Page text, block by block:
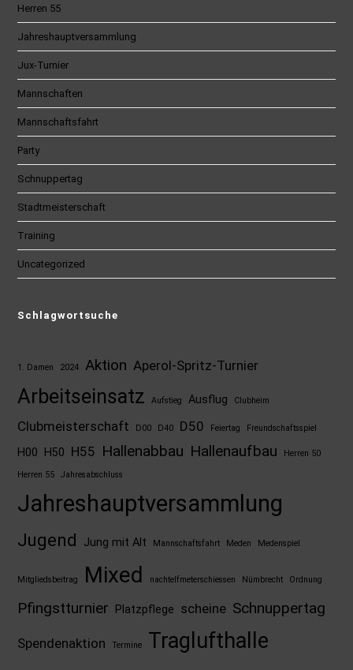
Herren 55
Jahreshauptversammlung
Jux-Turnier
Mannschaften
Mannschaftsfahrt
Party
Schnuppertag
Stadtmeisterschaft
Training
Uncategorized
Schlagwortsuche
1. Damen 2024 Aktion Aperol-Spritz-Turnier
Arbeitseinsatz Aufstieg Ausflug Clubheim
Clubmeisterschaft D00 D40 D50 Feiertag Freundschaftsspiel
H00 H50 H55 Hallenabbau Hallenaufbau Herren 50
Herren 55 Jahresabschluss
Jahreshauptversammlung
Jugend Jung mit Alt Mannschaftsfahrt Meden Medenspiel
Mitgliedsbeitrag Mixed nachtelfmeterschiessen Nümbrecht Ordnung
Pfingstturnier Platzpflege scheine Schnuppertag
Spendenaktion Termine Traglufthalle